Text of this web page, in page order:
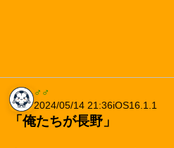
♂♂
2024/05/14 21:36iOS16.1.1
「俺たちが長野」